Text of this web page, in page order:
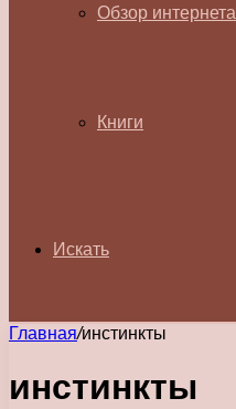
Обзор интернета
Книги
Искать
Главная/инстинкты
инстинкты